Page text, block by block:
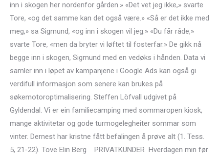
inn i skogen her nordenfor gården.» «Det vet jeg ikke,» svarte
Tore, «og det samme kan det også være.» «Så er det ikke med
meg,» sa Sigmund, «og inn i skogen vil jeg.» «Du får råde,»
svarte Tore, «men da bryter vi løftet til fosterfar.» De gikk nå
begge inn i skogen, Sigmund med en vedøks i hånden. Data vi
samler inn i løpet av kampanjene i Google Ads kan også gi
verdifull informasjon som senere kan brukes på
søkemotoroptimalisering. Steffen Löfvall udgivet på
Gyldendal. Vi er ein familiecamping med sommaropen kiosk,
mange aktivitetar og gode turmogelegheiter sommar som
vinter. Dernest har kristne fått befalingen å prøve alt (1. Tess.
5, 21-22). Tove Elin Berg ​ ​ ​ PRIVATKUNDER ​ Hverdagen min før